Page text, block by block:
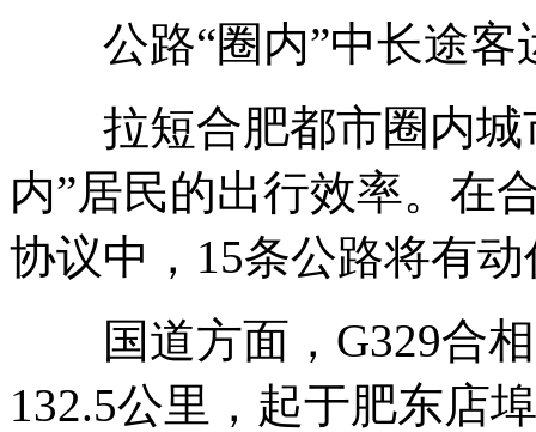
公路“圈内”中长途客
拉短合肥都市圈内城
内”居民的出行效率。在
协议中，15条公路将有
国道方面，G329合相
132.5公里，起于肥东店